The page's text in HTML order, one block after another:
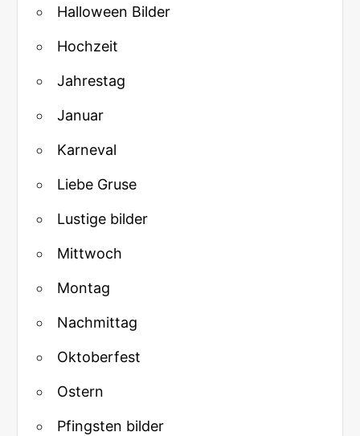
Halloween Bilder
Hochzeit
Jahrestag
Januar
Karneval
Liebe Gruse
Lustige bilder
Mittwoch
Montag
Nachmittag
Oktoberfest
Ostern
Pfingsten bilder